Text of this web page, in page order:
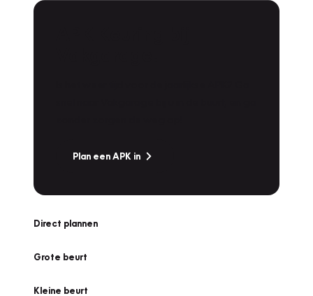
Plan een APK in
Direct plannen
Grote beurt
Kleine beurt